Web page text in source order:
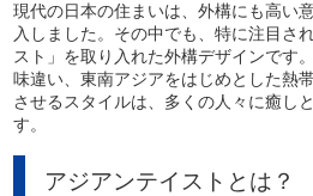
現代の日本の住まいは、外構にも高い
入しました。その中でも、特に注目さ
スト」を取り入れた外構デザインです
味違い、東南アジアをはじめとした熱
させるスタイルは、多くの人々に癒し
す。
アジアンテイストとは？